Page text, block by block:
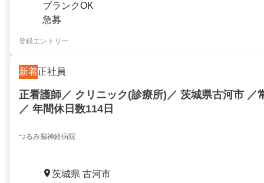
ブランクOK
急募
登録エントリー
新着正社員
正看護師／ クリニック(診療所)／ 茨城県古河市 ／
／ 年間休日数114日
つるみ脳神経病院
茨城県 古河市